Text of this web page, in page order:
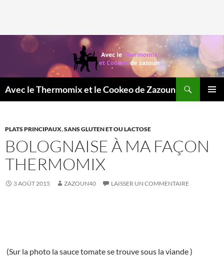
Avec le Thermomix et le Cookeo de Zazoun
PLATS PRINCIPAUX,SANS GLUTEN ET OU LACTOSE
BOLOGNAISE À MA FAÇON
THERMOMIX
3 AOÛT 2015 ZAZOUN40 LAISSER UN COMMENTAIRE
(Sur la photo la sauce tomate se trouve sous la viande )